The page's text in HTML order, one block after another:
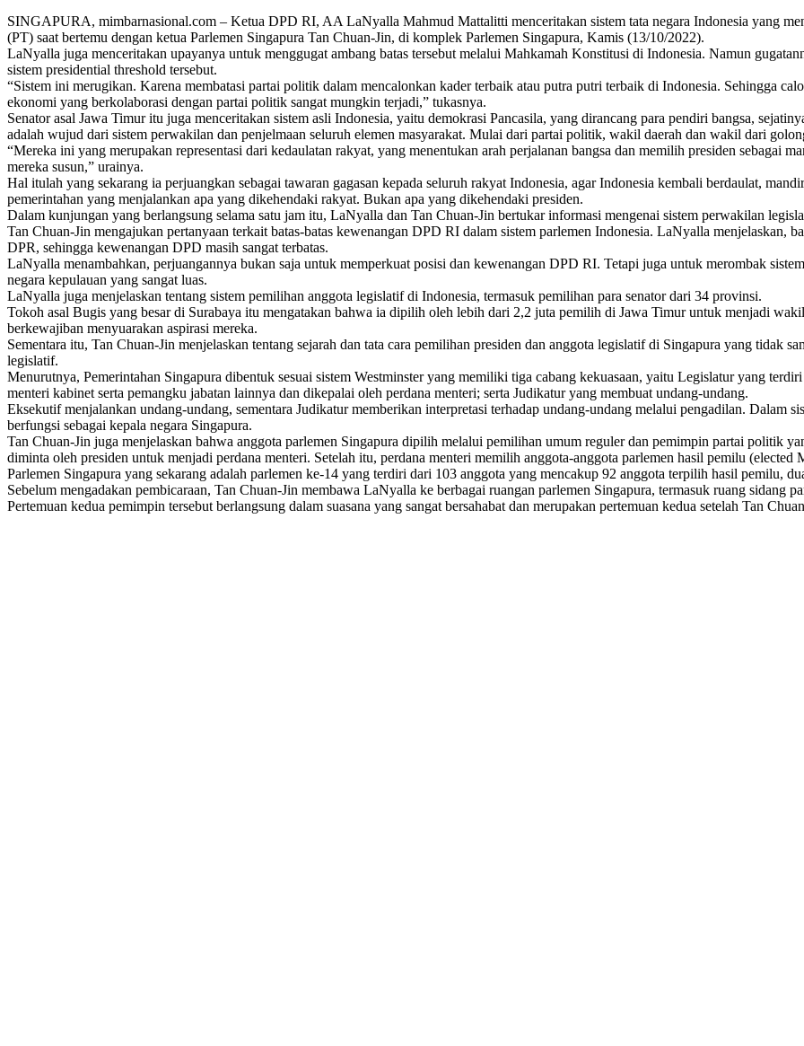
SINGAPURA, mimbarnasional.com – Ketua DPD RI, AA LaNyalla Mahmud Mattalitti menceritakan sistem tata negara Indonesia yang
(PT) saat bertemu dengan ketua Parlemen Singapura Tan Chuan-Jin, di komplek Parlemen Singapura, Kamis (13/10/2022).
LaNyalla juga menceritakan upayanya untuk menggugat ambang batas tersebut melalui Mahkamah Konstitusi di Indonesia. Namun
sistem presidential threshold tersebut.
“Sistem ini merugikan. Karena membatasi partai politik dalam mencalonkan kader terbaik atau putra putri terbaik di Indonesia. Sehingga
ekonomi yang berkolaborasi dengan partai politik sangat mungkin terjadi,” tukasnya.
Senator asal Jawa Timur itu juga menceritakan sistem asli Indonesia, yaitu demokrasi Pancasila, yang dirancang para pendiri bangsa,
adalah wujud dari sistem perwakilan dan penjelmaan seluruh elemen masyarakat. Mulai dari partai politik, wakil daerah dan wakil dari
“Mereka ini yang merupakan representasi dari kedaulatan rakyat, yang menentukan arah perjalanan bangsa dan memilih presiden sebagai
mereka susun,” urainya.
Hal itulah yang sekarang ia perjuangkan sebagai tawaran gagasan kepada seluruh rakyat Indonesia, agar Indonesia kembali berdaulat,
pemerintahan yang menjalankan apa yang dikehendaki rakyat. Bukan apa yang dikehendaki presiden.
Dalam kunjungan yang berlangsung selama satu jam itu, LaNyalla dan Tan Chuan-Jin bertukar informasi mengenai sistem perwakilan
Tan Chuan-Jin mengajukan pertanyaan terkait batas-batas kewenangan DPD RI dalam sistem parlemen Indonesia. LaNyalla menjelaskan,
DPR, sehingga kewenangan DPD masih sangat terbatas.
LaNyalla menambahkan, perjuangannya bukan saja untuk memperkuat posisi dan kewenangan DPD RI. Tetapi juga untuk merombak
negara kepulauan yang sangat luas.
LaNyalla juga menjelaskan tentang sistem pemilihan anggota legislatif di Indonesia, termasuk pemilihan para senator dari 34 provinsi.
Tokoh asal Bugis yang besar di Surabaya itu mengatakan bahwa ia dipilih oleh lebih dari 2,2 juta pemilih di Jawa Timur untuk menjadi
berkewajiban menyuarakan aspirasi mereka.
Sementara itu, Tan Chuan-Jin menjelaskan tentang sejarah dan tata cara pemilihan presiden dan anggota legislatif di Singapura yang tidak
legislatif.
Menurutnya, Pemerintahan Singapura dibentuk sesuai sistem Westminster yang memiliki tiga cabang kekuasaan, yaitu Legislatur yang
menteri kabinet serta pemangku jabatan lainnya dan dikepalai oleh perdana menteri; serta Judikatur yang membuat undang-undang.
Eksekutif menjalankan undang-undang, sementara Judikatur memberikan interpretasi terhadap undang-undang melalui pengadilan. Dalam
berfungsi sebagai kepala negara Singapura.
Tan Chuan-Jin juga menjelaskan bahwa anggota parlemen Singapura dipilih melalui pemilihan umum reguler dan pemimpin partai politik
diminta oleh presiden untuk menjadi perdana menteri. Setelah itu, perdana menteri memilih anggota-anggota parlemen hasil pemilu
Parlemen Singapura yang sekarang adalah parlemen ke-14 yang terdiri dari 103 anggota yang mencakup 92 anggota terpilih hasil pemilu,
Sebelum mengadakan pembicaraan, Tan Chuan-Jin membawa LaNyalla ke berbagai ruangan parlemen Singapura, termasuk ruang sidang
Pertemuan kedua pemimpin tersebut berlangsung dalam suasana yang sangat bersahabat dan merupakan pertemuan kedua setelah Tan